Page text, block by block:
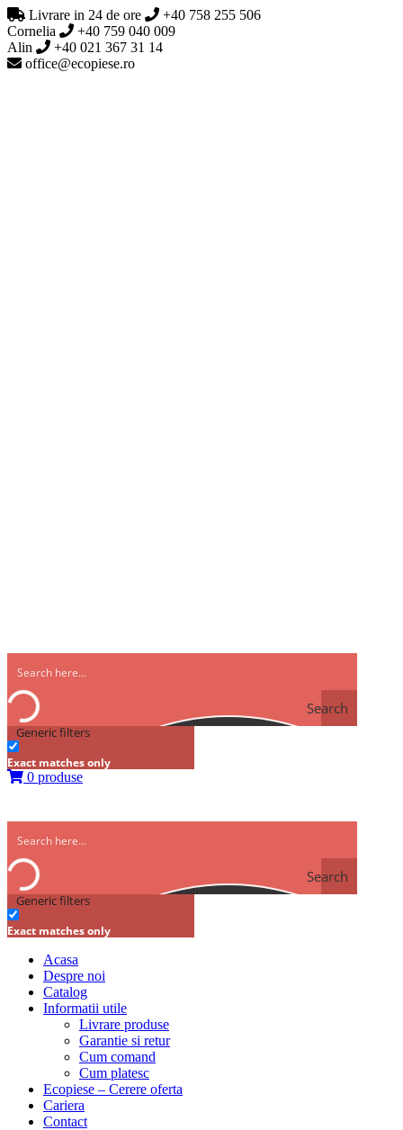
Livrare in 24 de ore
+40 758 255 506
Cornelia
+40 759 040 009
Alin
+40 021 367 31 14
office@ecopiese.ro
Search
Generic filters
Exact matches only
0 produse
Search
Generic filters
Exact matches only
Acasa
Despre noi
Catalog
Informatii utile
Livrare produse
Garantie si retur
Cum comand
Cum platesc
Ecopiese – Cerere oferta
Cariera
Contact